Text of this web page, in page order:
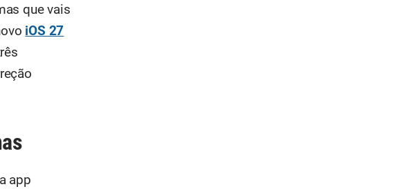
que vais
iOS 27
app